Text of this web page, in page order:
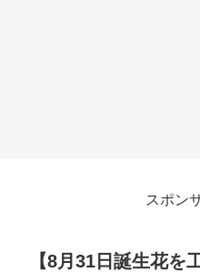
スポン
【8月31日誕生花を